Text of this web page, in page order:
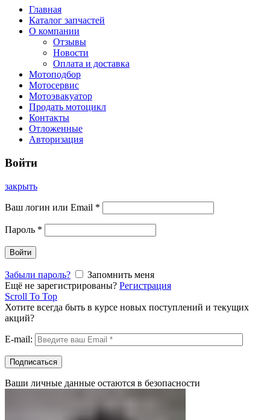
Главная
Каталог запчастей
О компании
Отзывы
Новости
Оплата и доставка
Мотоподбор
Мотосервис
Мотоэвакуатор
Продать мотоцикл
Контакты
Отложенные
Авторизация
Войти
закрыть
Ваш логин или Email *
Пароль *
Войти
Забыли пароль?
Запомнить меня
Ещё не зарегистрированы? Регистрация
Scroll To Top
Хотите всегда быть в курсе новых поступлений и текущих
акций?
E-mail:
Ваши личные данные остаются в безопасности